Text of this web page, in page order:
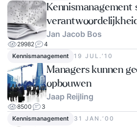
Kennismanagement
Jan Jacob Bos
29982
4
Kennismanagement
19 JUL.‘10
Managers kunnen
opbouwen
Jaap Reijling
8500
3
Kennismanagement
31 JAN.‘00